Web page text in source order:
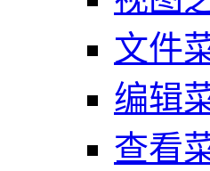
文件
编辑
查看